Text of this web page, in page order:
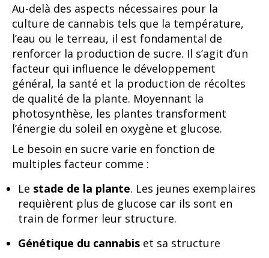
Au-delà des aspects nécessaires pour la
culture de cannabis tels que la température,
l’eau ou le terreau, il est fondamental de
renforcer la production de sucre. Il s’agit d’un
facteur qui influence le développement
général, la santé et la production de récoltes
de qualité de la plante. Moyennant la
photosynthèse, les plantes transforment
l’énergie du soleil en oxygène et glucose.
Le besoin en sucre varie en fonction de
multiples facteur comme :
Le stade de la plante. Les jeunes exemplaires
requièrent plus de glucose car ils sont en
train de former leur structure.
Génétique du cannabis et sa structure